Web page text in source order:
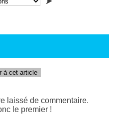
à cet article
laissé de commentaire.
le premier !